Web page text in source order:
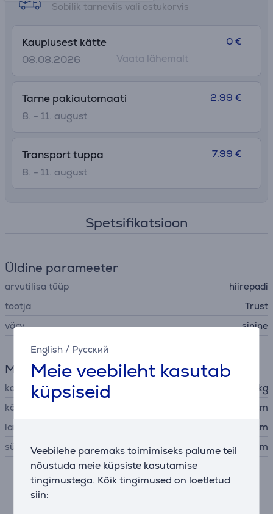
English / Русский
Meie veebileht kasutab
küpsiseid
Veebilehe paremaks toimimiseks palume teil
nõustuda meie küpsiste kasutamise
tingimustega. Kõik tingimused on loetletud
siin:
Sobilik tarneviis vali ostukorvis
Kauplusest kätte
08.08.2026
0 €
Vaata lähemalt
Tarne pakiautomaati
8. - 11. august
2.99 €
Transport tuppa
8. - 11. august
7.99 €
Spetsifikatsioon
Üldine parameeter
arvutilisa tüüp
hiirepadi
tootja
Trust
värv
sinine
Mõõtmed
kaal
0,091 kg
kõrgus
0,3 cm
laius
25 cm
sügavus
21 cm
Kirjeldus